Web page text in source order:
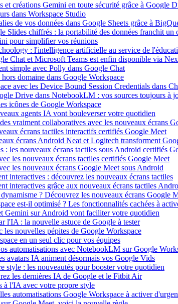
et créations Gemini en toute sécurité grâce à Google
dans Workspace Studio
de vos données dans Google Sheets grâce à
Slides chiffrés : la portabilité des données franchit un
pour simplifier vos réunions
: l'intelligence artificielle au service de
Chat et Microsoft Teams est enfin disponible via
simple avec Polly dans Google Chat
domaine dans Google Workspace
avec les Device Bound Session Credentials dans
Drive dans NotebookLM : vos sources toujours à
icônes de Google Workspace
agents IA vont bouleverser votre quotidien
vraiment collaboratives avec les nouveaux écrans
écrans tactiles interactifs certifiés Google Meet
écrans Android Neat et Logitech transforment
: les nouveaux écrans tactiles sous Android certifiés
les nouveaux écrans tactiles certifiés Google Meet
les nouveaux écrans Google Meet sous Android
interactives : découvrez les nouveaux écrans tactiles
interactives grâce aux nouveaux écrans tactiles
? Découvrez les nouveaux écrans Google
est-il optimisé ? Les fonctionnalités cachées à
Gemini sur Android vont faciliter votre quotidien
l'IA : la nouvelle astuce de Google à tester
nouvelles pépites de Google Workspace
en un seul clic pour vos équipes
automatisations avec NotebookLM sur Google
avatars IA animent désormais vos Google Vids
style : les nouveautés pour booster votre quotidien
les dernières IA de Google et le Fitbit Air
à l'IA avec votre propre style
automatisations Google Workspace à activer